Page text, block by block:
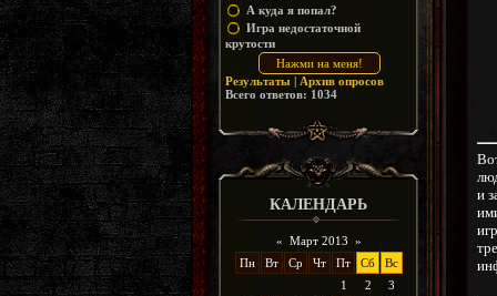
А куда я попал?
Игра недостаточной
крутости
Результаты | Архив опросов
Всего ответов: 1034
КАЛЕНДАРЬ
« Март 2013 »
Пн
Вт Ср Чт Пт Сб
Вс
1
2
3
и